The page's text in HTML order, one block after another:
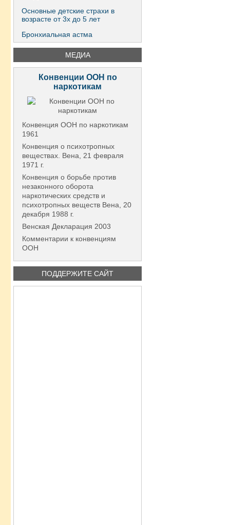
Основные детские страхи в
возрасте от 3х до 5 лет
Бронхиальная астма
МЕДИА
Конвенции ООН по
наркотикам
Конвенция ООН по наркотикам
1961
Конвенция о психотропных
веществах. Вена, 21 февраля
1971 г.
Конвенция о борьбе против
незаконного оборота
наркотических средств и
психотропных веществ Вена, 20
декабря 1988 г.
Венская Декларация 2003
Комментарии к конвенциям
ООН
ПОДДЕРЖИТЕ САЙТ